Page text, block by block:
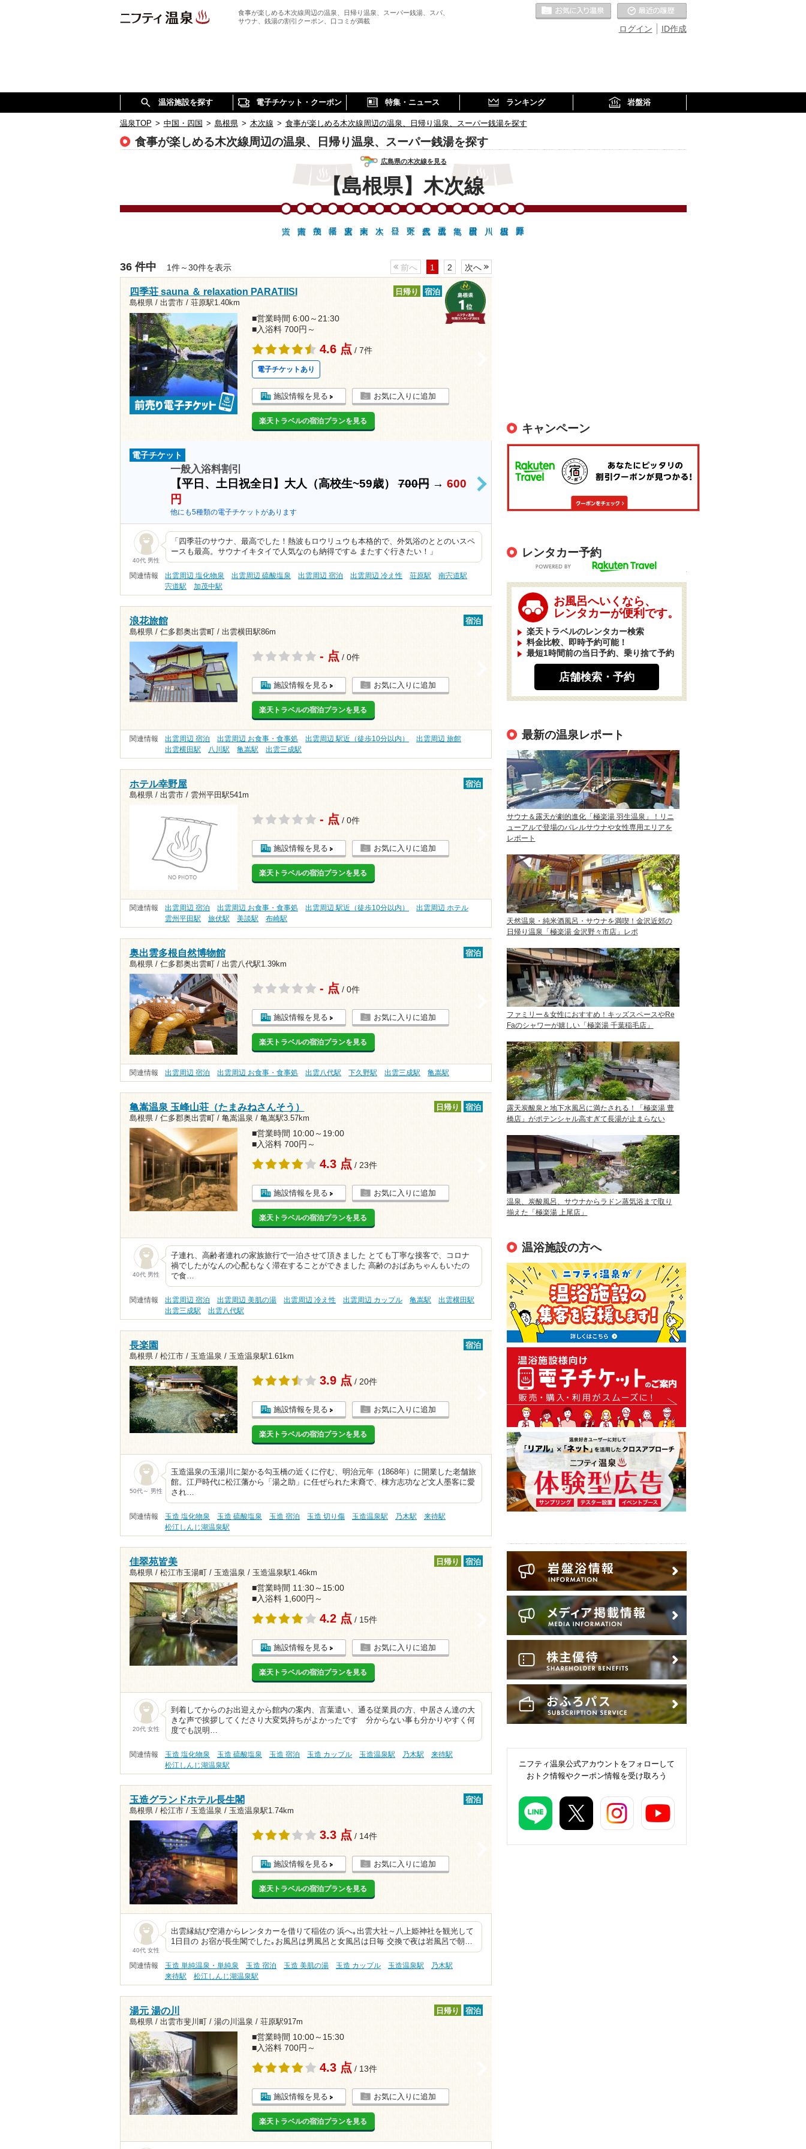
食事が楽しめる木次線周辺の温泉、日帰り温泉、スーパー銭湯、スパ、
サウナ、銭湯の割引クーポン、口コミが満載
ID作成
ログイン
お気に入りの温泉
温浴施設を探す 電子チケット・クーポン 特集・ニュース ランキング 岩盤浴
温泉TOP > 中国・四国 > 島根県 > 木次線 > 食事が楽しめる木次線周辺の温泉、日帰り温泉、スーパー銭湯を探す
食事が楽しめる木次線周辺の温泉、日帰り温泉、スーパー銭湯を探す
広島県の木次線を見る
【島根県】木次線
36 件中 1件～30件を表示 前へ 1 2 次へ
四季荘 sauna ＆ relaxation PARATIISI
島根県 / 出雲市 / 荘原駅1.40km
日帰り 宿泊
■営業時間 6:00～21:30
■入浴料 700円～
4.6 点 / 7件
電子チケットあり
施設情報を見る お気に入りに追加
楽天トラベルの宿泊プランを見る
電子チケット
一般入浴料割引
【平日、土日祝全日】大人（高校生~59歳）700円→ 600
円
他にも5種類の電子チケットがあります
>
40代 男性
「四季荘のサウナ、最高でした！熱波もロウリュウも本格的で、外気浴のととのいスペ
ースも最高。サウナイキタイで人気なのも納得です♨️ またすぐ行きたい！」
関連情報 出雲周辺 塩化物泉 出雲周辺 硫酸塩泉 出雲周辺 宿泊 出雲周辺 冷え性 荘原駅
南宍道駅
宍道駅
加茂中駅
浪花旅館
島根県 / 仁多郡奥出雲町 / 出雲横田駅86m
宿泊
- 点 / 0件
施設情報を見る お気に入りに追加
楽天トラベルの宿泊プランを見る
関連情報 出雲周辺 宿泊 出雲周辺 お食事・食事処 出雲周辺 駅近（徒歩10分以内）
出雲周辺 旅館
出雲横田駅
八川駅 亀嵩駅 出雲三成駅
ホテル幸野屋
島根県 / 出雲市 / 雲州平田駅541m
宿泊
- 点 / 0件
施設情報を見る お気に入りに追加
楽天トラベルの宿泊プランを見る
関連情報 出雲周辺 宿泊 出雲周辺 お食事・食事処 出雲周辺 駅近（徒歩10分以内）
出雲周辺 ホテル
雲州平田駅
旅伏駅 美談駅 布崎駅
奥出雲多根自然博物館
島根県 / 仁多郡奥出雲町 / 出雲八代駅1.39km
宿泊
- 点 / 0件
施設情報を見る お気に入りに追加
楽天トラベルの宿泊プランを見る
関連情報 出雲周辺 宿泊 出雲周辺 お食事・食事処 出雲八代駅 下久野駅 出雲三成駅 亀嵩駅
亀嵩温泉 玉峰山荘（たまみねさんそう）
島根県 / 仁多郡奥出雲町 / 亀嵩温泉 / 亀嵩駅3.57km
日帰り 宿泊
■営業時間 10:00～19:00
■入浴料 700円～
4.3 点 / 23件
施設情報を見る お気に入りに追加
楽天トラベルの宿泊プランを見る
40代 男性
子連れ、高齢者連れの家族旅行で一泊させて頂きました とても丁寧な接客で、コロナ
禍でしたがなんの心配もなく滞在することができました 高齢のおばあちゃんもいたの
で食…
関連情報 出雲周辺 宿泊 出雲周辺 美肌の湯 出雲周辺 冷え性 出雲周辺 カップル 亀嵩駅
出雲横田駅
出雲三成駅
出雲八代駅
長楽園
島根県 / 松江市 / 玉造温泉 / 玉造温泉駅1.61km
宿泊
3.9 点 / 20件
施設情報を見る お気に入りに追加
楽天トラベルの宿泊プランを見る
50代～ 男性
玉造温泉の玉湯川に架かる勾玉橋の近くに佇む、明治元年（1868年）に開業した老舗旅
館。江戸時代に松江藩から「湯之助」に任ぜられた末裔で、棟方志功など文人墨客に愛
され…
関連情報 玉造 塩化物泉 玉造 硫酸塩泉 玉造 宿泊 玉造 切り傷 玉造温泉駅 乃木駅
来待駅
松江しんじ湖温泉駅
佳翠苑皆美
島根県 / 松江市玉湯町 / 玉造温泉 / 玉造温泉駅1.46km
日帰り 宿泊
■営業時間 11:30～15:00
■入浴料 1,600円～
4.2 点 / 15件
施設情報を見る お気に入りに追加
楽天トラベルの宿泊プランを見る
20代 女性
到着してからのお出迎えから館内の案内、言葉遣い、通る従業員の方、中居さん達の大
きな声で挨拶してくださり大変気持ちがよかったです 分からない事も分かりやすく何
度でも説明…
関連情報 玉造 塩化物泉 玉造 硫酸塩泉 玉造 宿泊 玉造 カップル 玉造温泉駅 乃木駅
来待駅
松江しんじ湖温泉駅
玉造グランドホテル長生閣
島根県 / 松江市 / 玉造温泉 / 玉造温泉駅1.74km
宿泊
3.3 点 / 14件
施設情報を見る お気に入りに追加
楽天トラベルの宿泊プランを見る
40代 女性
出雲縁結び空港からレンタカーを借りて稲佐の 浜へ｡出雲大社～八上姫神社を観光して
1日目の お宿が長生閣でした｡お風呂は男風呂と女風呂は日毎 交換で夜は岩風呂で朝…
関連情報 玉造 単純温泉・単純泉 玉造 宿泊 玉造 美肌の湯 玉造 カップル 玉造温泉駅
乃木駅
来待駅
松江しんじ湖温泉駅
湯元 湯の川
島根県 / 出雲市斐川町 / 湯の川温泉 / 荘原駅917m
日帰り 宿泊
■営業時間 10:00～15:30
■入浴料 700円～
4.3 点 / 13件
施設情報を見る お気に入りに追加
楽天トラベルの宿泊プランを見る
キャンペーン
レンタカー予約
お風呂へいくなら、
レンタカーが便利です。
楽天トラベルのレンタカー検索
料金比較、即時予約可能！
最短1時間前の当日予約、乗り捨て予約
店舗検索・予約
最新の温泉レポート
サウナ＆露天が劇的進化「極楽湯 羽生温泉」！リニ
ューアルで登場のバレルサウナや女性専用エリアを
レポート
天然温泉・純米酒風呂・サウナを満喫！金沢近郊の
日帰り温泉「極楽湯 金沢野々市店」レポ
ファミリー＆女性におすすめ！キッズスペースやRe
Faのシャワーが嬉しい「極楽湯 千葉稲毛店」
露天炭酸泉と地下水風呂に満たされる！「極楽湯 豊
橋店」がポテンシャル高すぎて長湯が止まらない
温泉、炭酸風呂、サウナからラドン蒸気浴まで取り
揃えた「極楽湯 上尾店」
温浴施設の方へ
ニフティ温泉を使って手軽に
ニフティ温泉公式アカウントをフォローして
おトク情報やクーポン情報を受け取ろう